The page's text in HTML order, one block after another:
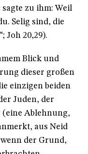
sagte zu ihm: Weil
Selig sind, die
Joh 20,29).
Blick und
dieser großen
einzigen beiden
Juden, der
(eine Ablehnung,
aus Neid
der Grund,